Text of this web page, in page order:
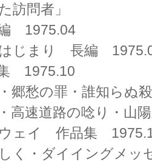
問者」
1975.04
じまり 長編
1975.10
郷愁の罪・誰知らぬ
速道路の唸り・山陽
ウェイ 作品集
く・ダイイングメッ